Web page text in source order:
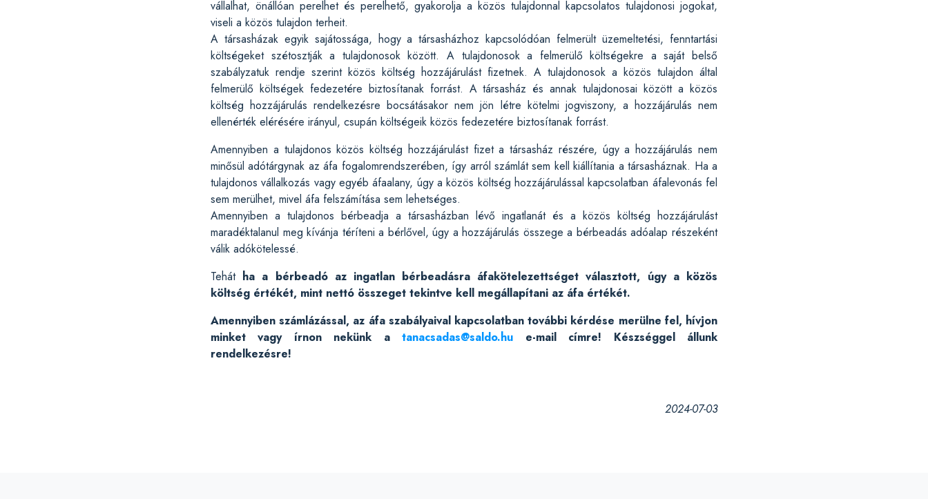
vállalhat, önállóan perelhet és perelhető, gyakorolja a közös tulajdonnal kapcsolatos tulajdonosi jogokat,
viseli a közös tulajdon terheit.
A társasházak egyik sajátossága, hogy a társasházhoz kapcsolódóan felmerült üzemeltetési, fenntartási
költségeket szétosztják a tulajdonosok között. A tulajdonosok a felmerülő költségekre a saját belső
szabályzatuk rendje szerint közös költség hozzájárulást fizetnek. A tulajdonosok a közös tulajdon által
felmerülő költségek fedezetére biztosítanak forrást. A társasház és annak tulajdonosai között a közös
költség hozzájárulás rendelkezésre bocsátásakor nem jön létre kötelmi jogviszony, a hozzájárulás nem
ellenérték elérésére irányul, csupán költségeik közös fedezetére biztosítanak forrást.
Amennyiben a tulajdonos közös költség hozzájárulást fizet a társasház részére, úgy a hozzájárulás nem
minősül adótárgynak az áfa fogalomrendszerében, így arról számlát sem kell kiállítania a társasháznak. Ha a
tulajdonos vállalkozás vagy egyéb áfaalany, úgy a közös költség hozzájárulással kapcsolatban áfalevonás fel
sem merülhet, mivel áfa felszámítása sem lehetséges.
Amennyiben a tulajdonos bérbeadja a társasházban lévő ingatlanát és a közös költség hozzájárulást
maradéktalanul meg kívánja téríteni a bérlővel, úgy a hozzájárulás összege a bérbeadás adóalap részeként
válik adókötelessé.
Tehát ha a bérbeadó az ingatlan bérbeadásra áfakötelezettséget választott, úgy a közös
költség értékét, mint nettó összeget tekintve kell megállapítani az áfa értékét.
Amennyiben számlázással, az áfa szabályaival kapcsolatban további kérdése merülne fel, hívjon
minket vagy írnon nekünk atanacsadas@saldo.hu e-mail címre! Készséggel állunk
rendelkezésre!
2024-07-03